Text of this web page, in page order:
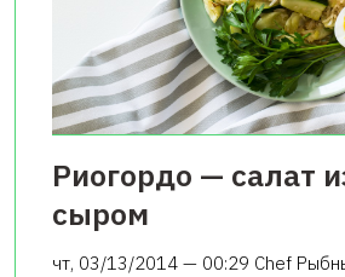
Риогордо — салат
сыром
чт, 03/13/2014 — 00:29 Chef